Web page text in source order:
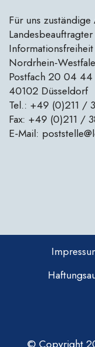
Für uns
Informationsfreiheit
Nordrhein-
Postfach 20 04 44
40102 Düsseldorf
Tel.: +49 (0)211 /
Fax: +49 (0)211 /
E-Mail: